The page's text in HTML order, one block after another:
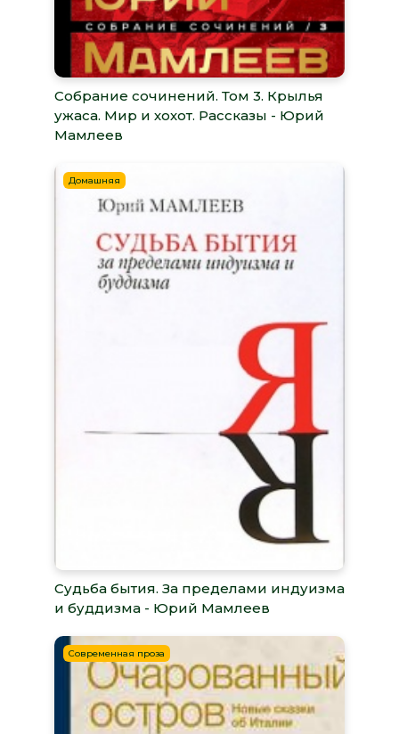
Собрание сочинений. Том 3. Крылья
ужаса. Мир и хохот. Рассказы - Юрий
Мамлеев
Домашняя
Судьба бытия. За пределами индуизма
и буддизма - Юрий Мамлеев
Современная проза